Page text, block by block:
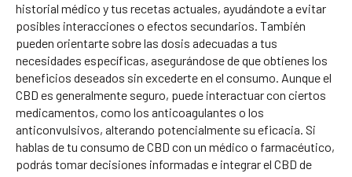
historial médico y tus recetas actuales, ayudándote a evitar
posibles interacciones o efectos secundarios. También
pueden orientarte sobre las dosis adecuadas a tus
necesidades específicas, asegurándose de que obtienes los
beneficios deseados sin excederte en el consumo. Aunque el
CBD es generalmente seguro, puede interactuar con ciertos
medicamentos, como los anticoagulantes o los
anticonvulsivos, alterando potencialmente su eficacia. Si
hablas de tu consumo de CBD con un médico o farmacéutico,
podrás tomar decisiones informadas e integrar el CBD de